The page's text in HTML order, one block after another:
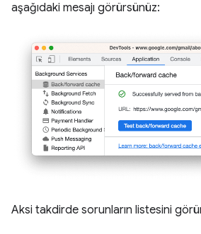
aşağıdaki mesajı görürsünüz:
Aksi takdirde sorunların listesini